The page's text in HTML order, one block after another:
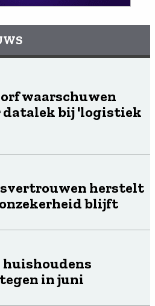
waarschuwen
datalek bij 'logistiek
herstelt
blijft
in juni